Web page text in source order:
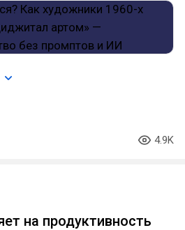
4.9K
на продуктивность